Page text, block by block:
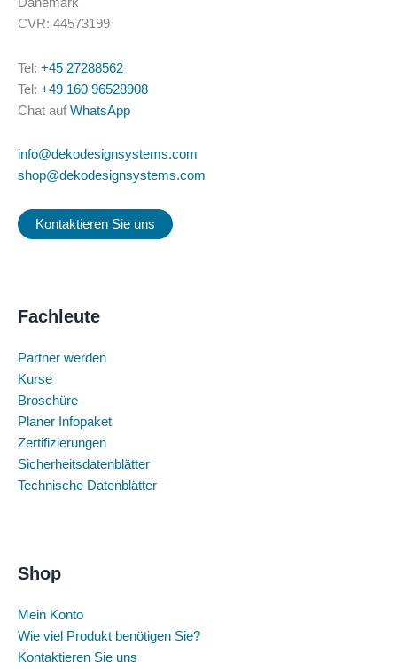
CVR: 44573199
Tel: +45 27288562
Tel: +49 160 96528908
Chat auf WhatsApp
info@dekodesignsystems.com
shop@dekodesignsystems.com
Kontaktieren Sie uns
Fachleute
Partner werden
Kurse
Broschüre
Planer Infopaket
Zertifizierungen
Sicherheitsdatenblätter
Technische Datenblätter
Shop
Mein Konto
Wie viel Produkt benötigen Sie?
Kontaktieren Sie uns